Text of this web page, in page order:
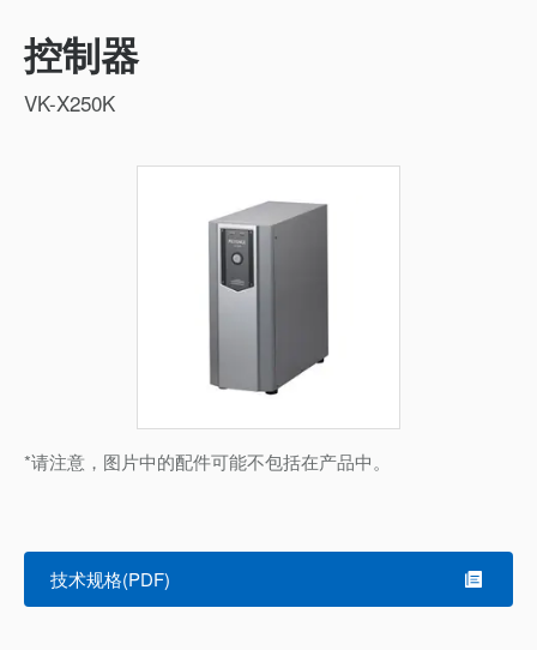
控制器
VK-X250K
*请注意，图片中的配件可能不包括在产品中。
技术规格(PDF)